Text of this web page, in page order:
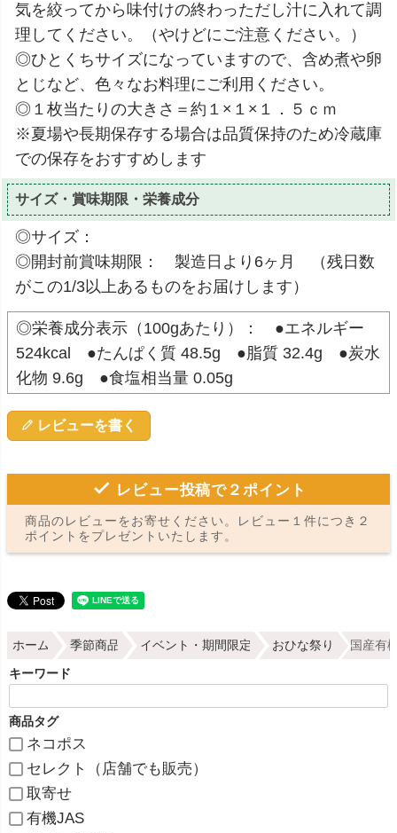
気を絞ってから味付けの終わっただし汁に入れて調
理してください。（やけどにご注意ください。）
◎ひとくちサイズになっていますので、含め煮や卵
とじなど、色々なお料理にご利用ください。
◎１枚当たりの大きさ＝約１×１×１．５ｃｍ
※夏場や長期保存する場合は品質保持のため冷蔵庫
での保存をおすすめします
サイズ・賞味期限・栄養成分
◎サイズ：
◎開封前賞味期限： 製造日より6ヶ月 （残日数
がこの1/3以上あるものをお届けします）
◎栄養成分表示（100gあたり）： ●エネルギー
524kcal ●たんぱく質 48.5g ●脂質 32.4g ●炭水
化物 9.6g ●食塩相当量 0.05g
レビューを書く
レビュー投稿で２ポイント
商品のレビューをお寄せください。レビュー１件につき２
ポイントをプレゼントいたします。
ホーム 季節商品 イベント・期間限定 おひな祭り 国産有
キーワード
商品タグ
ネコポス
セレクト（店舗でも販売）
取寄せ
有機JAS